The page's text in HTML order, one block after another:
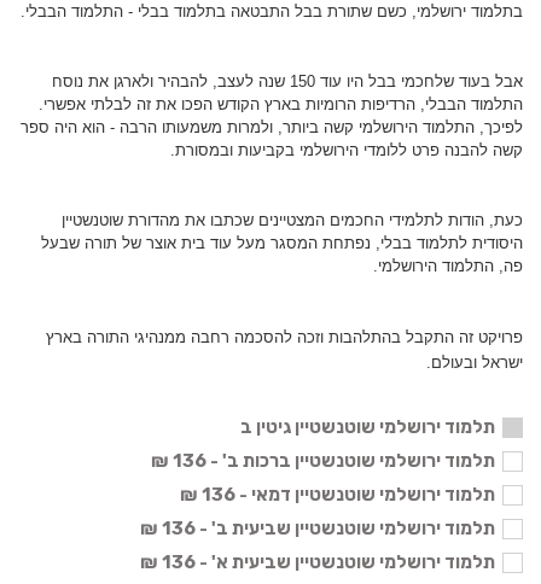
בתלמוד ירושלמי, כשם שתורת בבל התבטאה בתלמוד בבלי - התלמוד הבבלי.
אבל בעוד שלחכמי בבל היו עוד 150 שנה לעצב, להבהיר ולארגן את נוסח
התלמוד הבבלי, הרדיפות הרומיות בארץ הקודש הפכו את זה לבלתי אפשרי.
לפיכך, התלמוד הירושלמי קשה ביותר, ולמרות משמעותו הרבה - הוא היה ספר
קשה להבנה פרט ללומדי הירושלמי בקביעות ובמסורת.
כעת, הודות לתלמידי החכמים המצטיינים שכתבו את מהדורת שוטנשטיין
היסודית לתלמוד בבלי, נפתחת המסגר מעל עוד בית אוצר של תורה שבעל
פה, התלמוד הירושלמי.
פרויקט זה התקבל בהתלהבות וזכה להסכמה רחבה ממנהיגי התורה בארץ
ישראל ובעולם.
תלמוד ירושלמי שוטנשטיין גיטין ב
תלמוד ירושלמי שוטנשטיין ברכות ב' - 136 ₪
תלמוד ירושלמי שוטנשטיין דמאי - 136 ₪
תלמוד ירושלמי שוטנשטיין שביעית ב' - 136 ₪
תלמוד ירושלמי שוטנשטיין שביעית א' - 136 ₪